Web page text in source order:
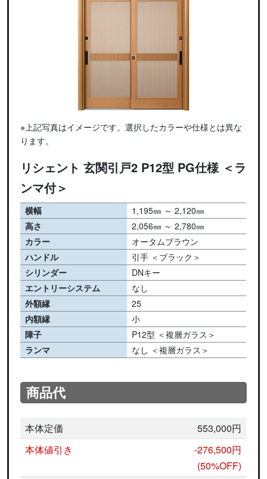
※上記写真はイメージです。選択したカラーや仕様とは異な
ります。
リシェント 玄関引戸2 P12型 PG仕様 ＜ラ
ンマ付＞
横幅
1,195㎜ ～ 2,120㎜
高さ
2,056㎜ ～ 2,780㎜
カラー
オータムブラウン
ハンドル
引手 ＜ブラック＞
シリンダー
DNキー
エントリーシステム
なし
外額縁
25
内額縁
小
障子
P12型 ＜複層ガラス＞
ランマ
なし ＜複層ガラス＞
商品代
本体定価
553,000円
本体値引き
-276,500円
(50%OFF)